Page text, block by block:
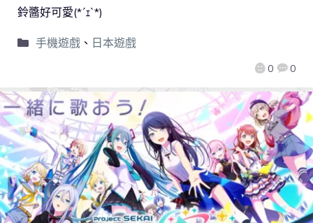
0 0
鈴醬好可愛(*´ｪ`*)
手機遊戲、 日本遊戲